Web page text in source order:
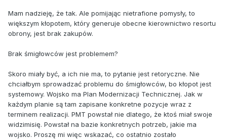
Mam nadzieję, że tak. Ale pomijając nietrafione pomysły, to
większym kłopotem, który generuje obecne kierownictwo resortu
obrony, jest brak zakupów.
Brak śmigłowców jest problemem?
Skoro miały być, a ich nie ma, to pytanie jest retoryczne. Nie
chciałbym sprowadzać problemu do śmigłowców, bo kłopot jest
systemowy. Wojsko ma Plan Modernizacji Technicznej. Jak w
każdym planie są tam zapisane konkretne pozycje wraz z
terminem realizacji. PMT powstał nie dlatego, że ktoś miał swoje
widzimisię. Powstał na bazie konkretnych potrzeb, jakie ma
wojsko. Proszę mi więc wskazać, co ostatnio zostało